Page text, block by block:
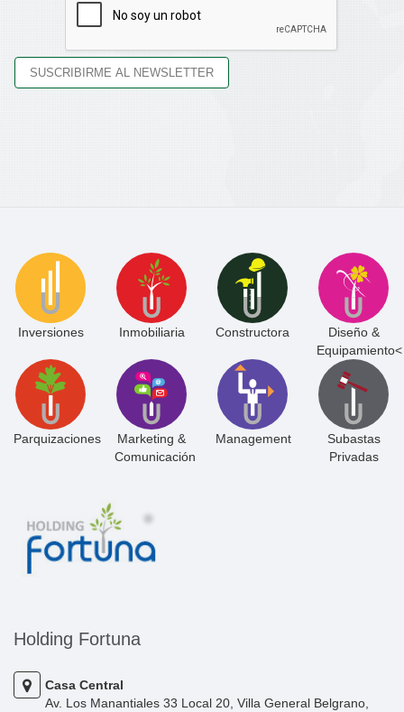
Inversiones Inmobiliaria Constructora
Diseño &
Equipamiento<
Parquizaciones
Marketing &
Comunicación
Management
Subastas
Privadas
Holding Fortuna
Casa Central
Av. Los Manantiales 33 Local 20, Villa General Belgrano,